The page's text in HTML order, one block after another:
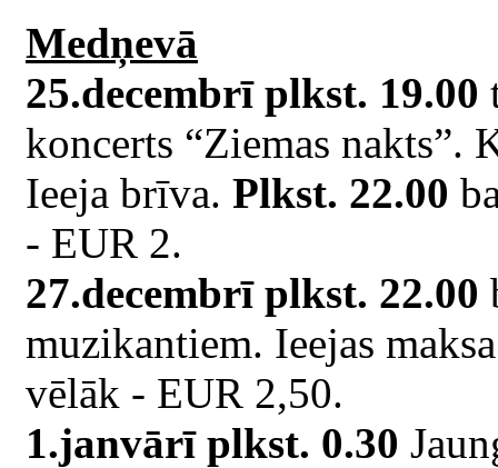
Medņevā
25.decembrī plkst. 19.00
koncerts “Ziemas nakts”.
Ieeja brīva. Plkst. 22.00
- EUR 2.
27.decembrī plkst. 22.00
muzikantiem. Ieejas
vēlāk - EUR 2,50.
1.janvārī plkst. 0.30